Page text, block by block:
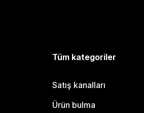
Tüm kategoriler
Satış kanalları
Ürün bulma